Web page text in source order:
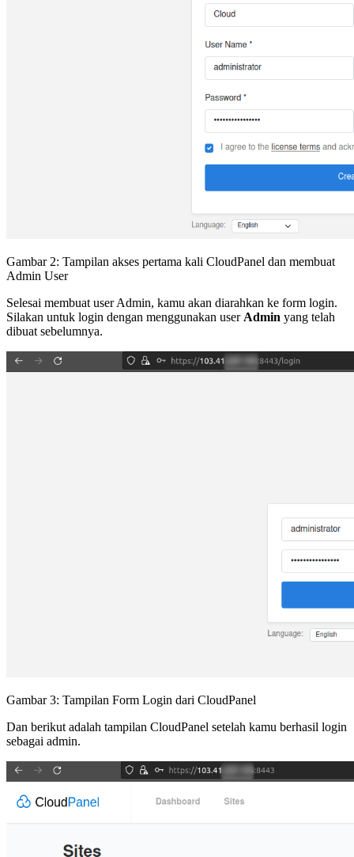
Gambar 2: Tampilan akses pertama kali CloudPanel dan membuat
Admin User
Selesai membuat user Admin, kamu akan diarahkan ke form login.
Silakan untuk login dengan menggunakan user Admin yang telah
dibuat sebelumnya.
Gambar 3: Tampilan Form Login dari CloudPanel
Dan berikut adalah tampilan CloudPanel setelah kamu berhasil login
sebagai admin.